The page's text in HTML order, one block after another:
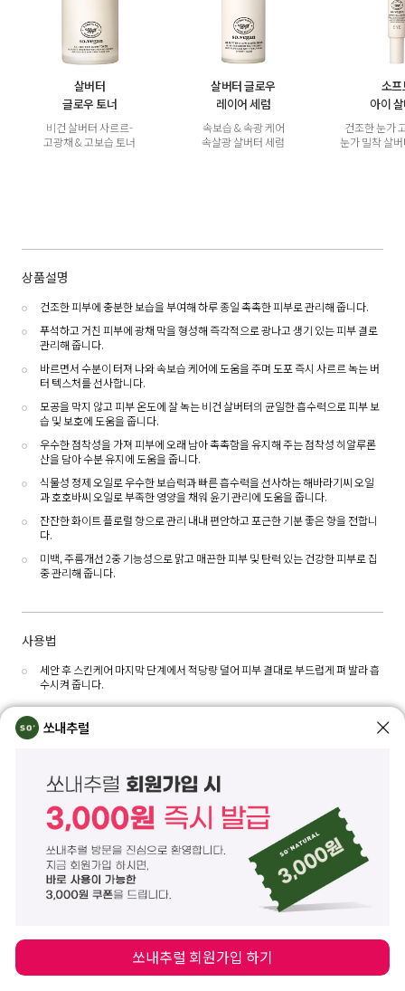
살버터
글로우 토너
비건 살버터 사르르-
고광채 & 고보습 토너
살버터 글로우
레이어 세럼
속보습 & 속광 케어
속살광 살버터 세럼
소프
아이
건조한 눈가
눈가 밀착 살
상품설명
건조한 피부에 충분한 보습을 부여해 하루 종일 촉촉한 피부로 관리해 줍니다.
푸석하고 거친 피부에 광채 막을 형성해 즉각적으로 광나고 생기 있는 피부 결로
관리해 줍니다.
바르면서 수분이 터져 나와 속보습 케어에 도움을 주며 도포 즉시 사르르 녹는 버
터 텍스처를 선사합니다.
모공을 막지 않고 피부 온도에 잘 녹는 비건 살버터의 균일한 흡수력으로 피부 보
습 및 보호에 도움을 줍니다.
우수한 점착성을 가져 피부에 오래 남아 촉촉함을 유지해 주는 점착성 히알루론
산을 담아 수분 유지에 도움을 줍니다.
식물성 정제 오일로 우수한 보습력과 빠른 흡수력을 선사하는 해바라기씨 오일
과 호호바씨 오일로 부족한 영양을 채워 윤기 관리에 도움을 줍니다.
잔잔한 화이트 플로럴 향으로 관리 내내 편안하고 포근한 기분 좋은 향을 전합니
다.
미백, 주름개선 2중 기능성으로 맑고 매끈한 피부 및 탄력 있는 건강한 피부로 집
중 관리해 줍니다.
사용법
세안 후 스킨케어 마지막 단계에서 적당량 덜어 피부 결대로 부드럽게 펴 발라 흡
수시켜 줍니다.
정제수, 카프릴릭/카프릭트라이글리세라이드, 글리세린, 부틸렌글라이콜, 다이아이
소스테아릴말레이트, C12-15알킬벤조에이트, 판테놀, 사라수씨버터(25,000ppm),
비스-다이글리세릴폴리아실아디페이트-2, C14-22알코올, 나이아신아마이드, 펜틸
렌글라이콜, 세테아릴알코올, 1,2-헥산다이올, 카나우바왁스, 황련추출물, 카카오추
출물, 해바라기씨오일, 호호바씨오일, 글리세릴스테아레이트, 폴리솔베이트60,
C12-20알킬글루코사이드, 하이드로제네이티드쌀겨오일, 아크릴레이트/C10-30알
킬아크릴레이트크로스폴리머, 트로메타민, 하이드로제네이티드레시틴, 세테아릴글
루코사이드, 하이드록시에틸아크릴레이트/소듐아크릴로일다이메틸타우레이트코
폴리머, 에틸헥실글리세린, 글리세릴아크릴레이트/아크릴릭애씨드코폴리머, 아데
노신, 다이라우릴티오다이프로피오네이트, 옥타데실다이-t-부틸-4-하이드록시하이
글리세릴-10스테아레이트, 덱스트린, 하이드록시프로필트라이모늄하이알루로네이
트, 토코페롤, C12-16알코올, 향료, 벤질벤조에이트, 벤질살리실레이트
쏘내추럴
쏘내추럴 회원가입 하기